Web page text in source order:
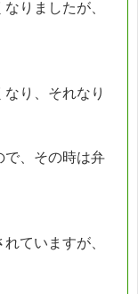
りましたが、
り、それなり
で、その時は弁
ていますが、